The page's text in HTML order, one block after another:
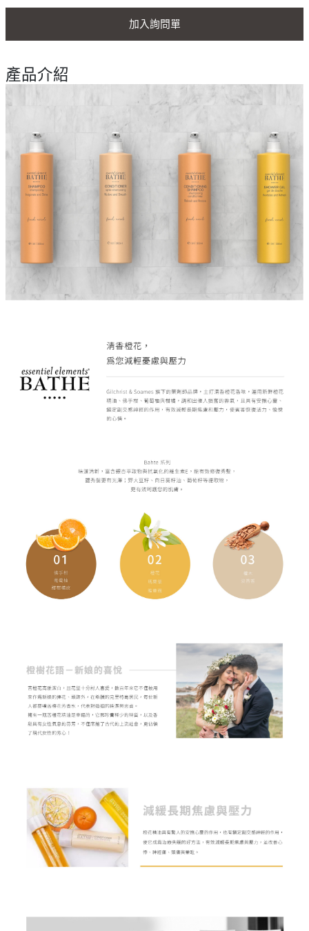
加入詢問單
產品介紹